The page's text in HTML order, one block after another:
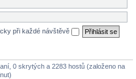
při každé návštěvě
0 skrytých a 2283 hostů (založeno na